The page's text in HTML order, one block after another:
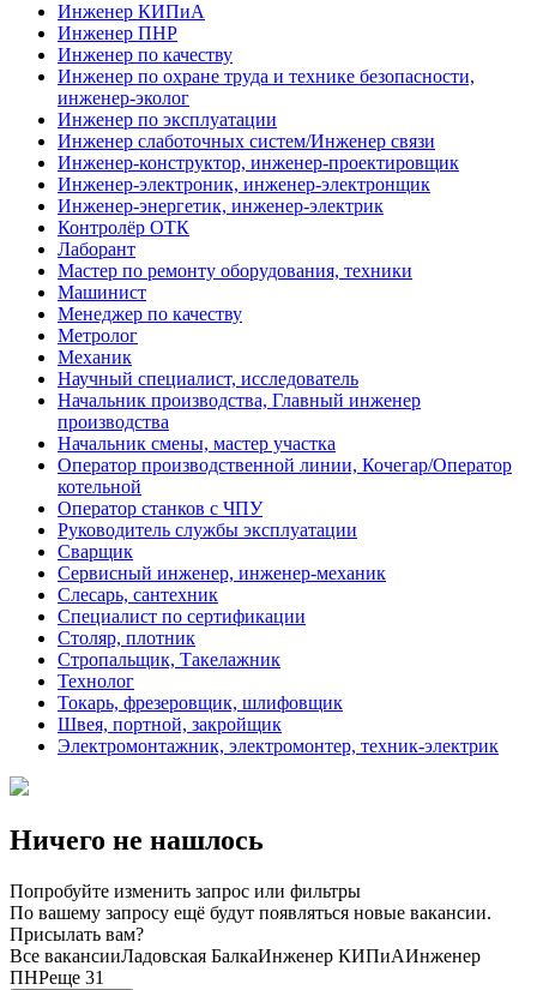
Инженер КИПиА
Инженер ПНР
Инженер по качеству
Инженер по охране труда и технике безопасности,
инженер-эколог
Инженер по эксплуатации
Инженер слаботочных систем/Инженер связи
Инженер-конструктор, инженер-проектировщик
Инженер-электроник, инженер-электронщик
Инженер-энергетик, инженер-электрик
Контролёр ОТК
Лаборант
Мастер по ремонту оборудования, техники
Машинист
Менеджер по качеству
Метролог
Механик
Научный специалист, исследователь
Начальник производства, Главный инженер
производства
Начальник смены, мастер участка
Оператор производственной линии, Кочегар/Оператор
котельной
Оператор станков с ЧПУ
Руководитель службы эксплуатации
Сварщик
Сервисный инженер, инженер-механик
Слесарь, сантехник
Специалист по сертификации
Столяр, плотник
Стропальщик, Такелажник
Технолог
Токарь, фрезеровщик, шлифовщик
Швея, портной, закройщик
Электромонтажник, электромонтер, техник-электрик
Ничего не нашлось
Попробуйте изменить запрос или фильтры
По вашему запросу ещё будут появляться новые вакансии.
Присылать вам?
Все вакансииЛадовская БалкаИнженер КИПиАИнженер
ПНРеще 31